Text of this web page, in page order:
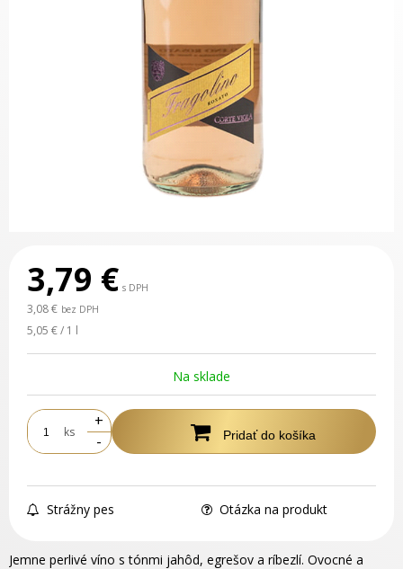
3,79 € s DPH
3,08 € bez DPH
5,05 € / 1 l
Na sklade
ks
+
-
Pridať do košíka
Strážny pes Otázka na produkt
Jemne perlivé víno s tónmi jahôd, egrešov a ríbezlí. Ovocné a